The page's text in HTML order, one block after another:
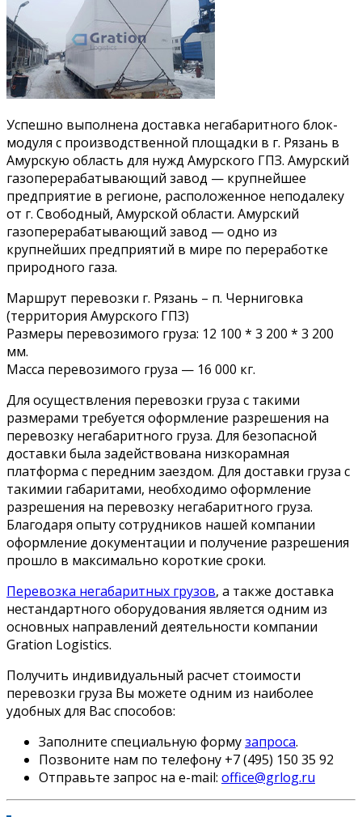
Успешно выполнена доставка негабаритного блок-
модуля с производственной площадки в г. Рязань в
Амурскую область для нужд Амурского ГПЗ. Амурский
газоперерабатывающий завод — крупнейшее
предприятие в регионе, расположенное неподалеку
от г. Свободный, Амурской области. Амурский
газоперерабатывающий завод — одно из
крупнейших предприятий в мире по переработке
природного газа.
Маршрут перевозки г. Рязань – п. Черниговка
(территория Амурского ГПЗ)
Размеры перевозимого груза: 12 100 * 3 200 * 3 200
мм.
Масса перевозимого груза — 16 000 кг.
Для осуществления перевозки груза с такими
размерами требуется оформление разрешения на
перевозку негабаритного груза. Для безопасной
доставки была задействована низкорамная
платформа с передним заездом. Для доставки груза с
такимии габаритами, необходимо оформление
разрешения на перевозку негабаритного груза.
Благодаря опыту сотрудников нашей компании
оформление документации и получение разрешения
прошло в максимально короткие сроки.
Перевозка негабаритных грузов, а также доставка
нестандартного оборудования является одним из
основных направлений деятельности компании
Gration Logistics.
Получить индивидуальный расчет стоимости
перевозки груза Вы можете одним из наиболее
удобных для Вас способов:
Заполните специальную формузапроса.
Позвоните нам по телефону +7 (495) 150 35 92
Отправьте запрос на e-mail: office@grlog.ru